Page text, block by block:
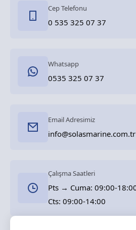
Cep Telefonu
0 535 325 07 37
Whatsapp
0535 325 07 37
Email Adresimiz
info@solasmarine.com.tr
Çalışma Saatleri
Pts → Cuma: 09:00-
Cts: 09:00-14:00